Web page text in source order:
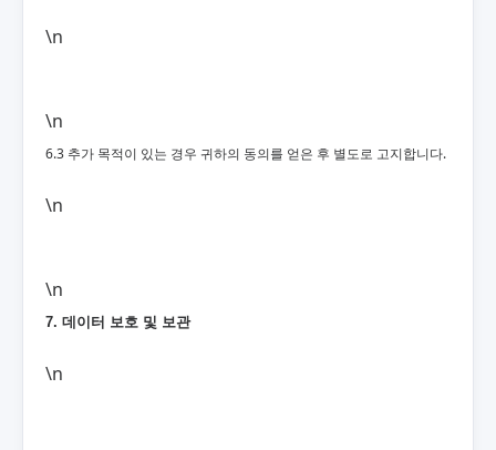
\n
\n
6.3 추가 목적이 있는 경우 귀하의 동의를 얻은 후 별도로 고지합니다.
\n
\n
7. 데이터 보호 및 보관
\n